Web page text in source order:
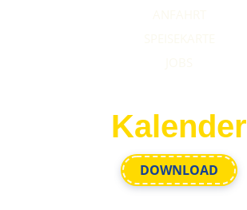
Kalender
DOWNLOAD